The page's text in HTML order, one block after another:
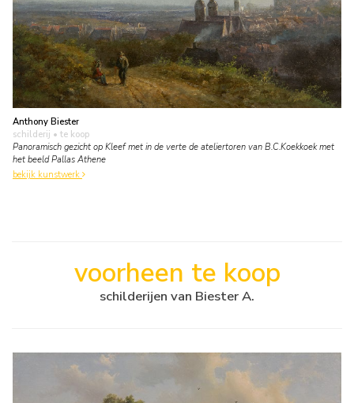
Anthony Biester
schilderij • te koop
Panoramisch gezicht op Kleef met in de verte de ateliertoren van B.C.Koekkoek met
het beeld Pallas Athene
bekijk kunstwerk
voorheen te koop
schilderijen van Biester A.